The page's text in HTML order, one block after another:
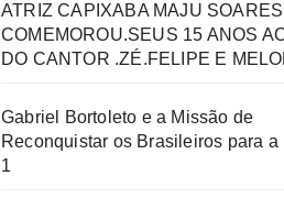
ATRIZ CAPIXABA MAJU SOARES
COMEMOROU.SEUS 15 ANOS
DO CANTOR .ZÉ.FELIPE E
Gabriel Bortoleto e a Missão de
Reconquistar os Brasileiros para a
1